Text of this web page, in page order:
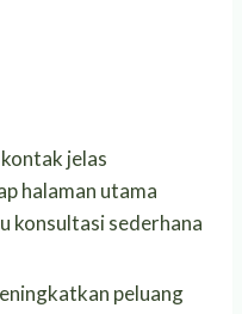
jelas
halaman utama
konsultasi sederhana
peluang